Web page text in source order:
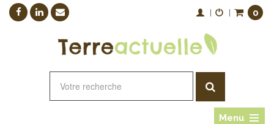
0
Menu